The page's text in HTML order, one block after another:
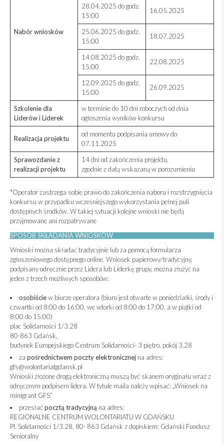
Nabór wniosków
28.04.2025 do godz.
15:00
16.05.2025
25.06.2025 do godz.
15:00
18.07.2025
14.08.2025 do godz.
15:00
22.08.2025
12.09.2025 do godz.
15:00
26.09.2025
Szkolenie dla
Liderów i Liderek
w terminie do 10 dni roboczych od dnia
ogłoszenia wyników konkursu
Realizacja projektu
od momentu podpisania umowy do
07.11.2025
Sprawozdanie z
realizacji projektu
14 dni od zakończenia projektu,
zgodnie z datą wskazaną w porozumieniu
*Operator zastrzega sobie prawo do zakończenia naboru i rozstrzygnięcia
konkursu w przypadku wcześniejszego wykorzystania pełnej puli
dostępnych środków. W takiej sytuacji kolejne wnioski nie będą
przyjmowane ani rozpatrywane
SPOSÓB SKŁADANIA WNIOSKÓW
Wnioski można składać tradycyjnie lub za pomocą formularza
zgłoszeniowego dostępnego online. Wniosek papierowy/tradycyjny,
podpisany odręcznie przez Lidera lub Liderkę grupy, można złożyć na
jeden z trzech możliwych sposobów:
osobiściew biurze operatora (biuro jest otwarte w poniedziałki, środy i
czwartki od 8:00 do 16:00, we wtorki od 8:00 do 17:00, a w piątki od
8:00 do 15:00)
plac Solidarności 1/3.28
80-863 Gdańsk,
budynek Europejskiego Centrum Solidarności- 3 piętro, pokój 3.28
za pośrednictwem poczty elektronicznej na adres:
gfs@wolontariatgdansk.pl
Wnioski złożone drogą elektroniczną muszą być skanem oryginału wraz z
odręcznym podpisem lidera. W tytule maila należy wpisać: „Wniosek na
minigrant GFS”
przesłaćpocztą tradycyjną na adres:
REGIONALNE CENTRUM WOLONTARIATU W GDAŃSKU
Pl. Solidarności 1/3.28, 80- 863 Gdańsk z dopiskiem: Gdański Fundusz
Senioralny